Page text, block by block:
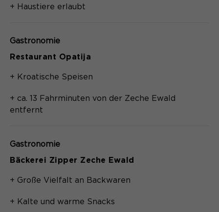
+ Haustiere erlaubt
Gastronomie
Restaurant Opatija
+ Kroatische Speisen
+ ca. 13 Fahrminuten von der Zeche Ewald
entfernt
Gastronomie
Bäckerei Zipper Zeche Ewald
+ Große Vielfalt an Backwaren
+ Kalte und warme Snacks